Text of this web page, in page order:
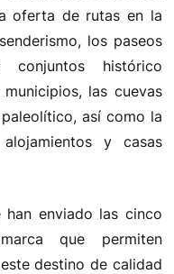
oferta de rutas en la
los paseos
histórico
las cuevas
así como la
y casas
enviado las cinco
que permiten
destino de calidad